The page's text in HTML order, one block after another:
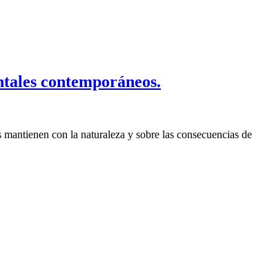
contemporáneos.
con la naturaleza y sobre las consecuencias de